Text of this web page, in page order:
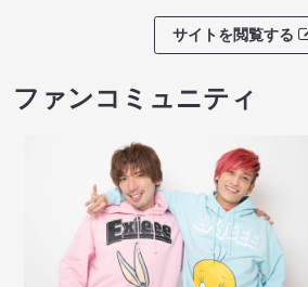
サイトを閲覧する
ファンコミュニティ